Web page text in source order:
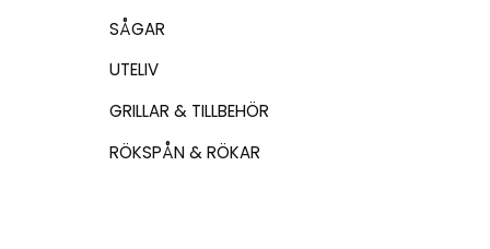
SÅGAR
UTELIV
GRILLAR & TILLBEHÖR
RÖKSPÅN & RÖKAR